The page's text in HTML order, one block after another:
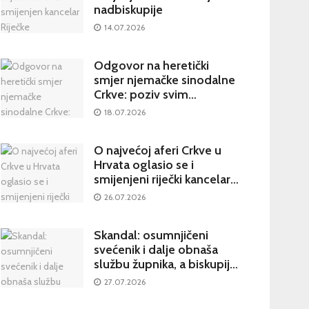
nadbiskupije
14.07.2026
Odgovor na heretički
smjer njemačke sinodalne
Crkve: poziv svim
katolicima na potpisivanje
18.07.2026
O najvećoj aferi Crkve u
Hrvata oglasio se i
smijenjeni riječki kancelar:
kultura šutnje stvara nove
26.07.2026
Skandal: osumnjičeni
svećenik i dalje obnaša
službu župnika, a biskupija
priopćila da je sve
27.07.2026